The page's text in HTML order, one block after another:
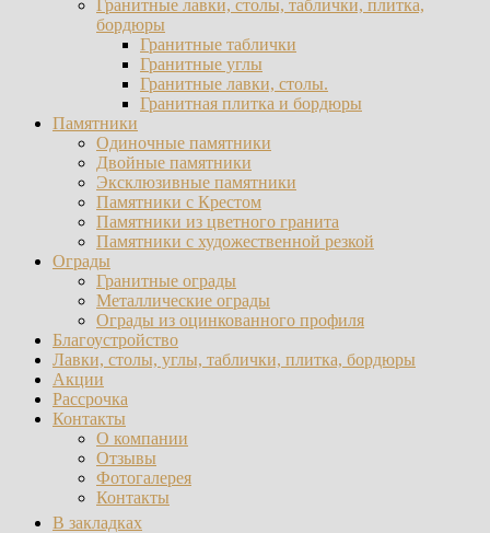
Гранитные лавки, столы, таблички, плитка,
бордюры
Гранитные таблички
Гранитные углы
Гранитные лавки, столы.
Гранитная плитка и бордюры
Памятники
Одиночные памятники
Двойные памятники
Эксклюзивные памятники
Памятники с Крестом
Памятники из цветного гранита
Памятники с художественной резкой
Ограды
Гранитные ограды
Металлические ограды
Ограды из оцинкованного профиля
Благоустройство
Лавки, столы, углы, таблички, плитка, бордюры
Акции
Рассрочка
Контакты
О компании
Отзывы
Фотогалерея
Контакты
В закладках